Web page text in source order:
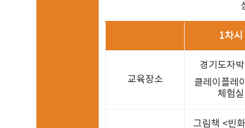
1차시
교육장소
경기도자
클레이플레
체험실
그림책 <빈